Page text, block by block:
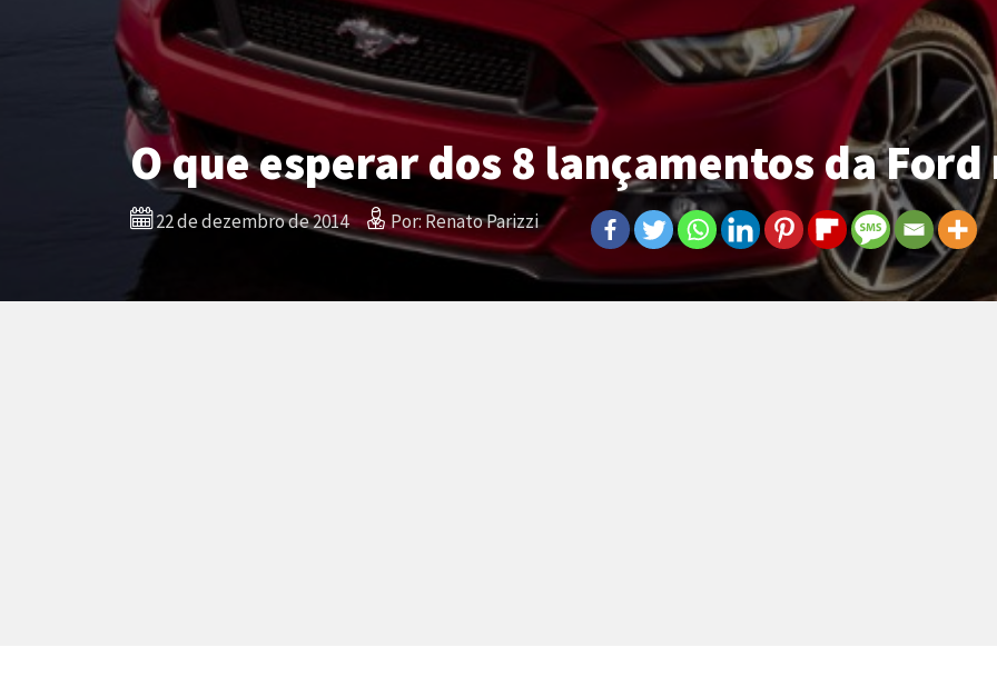
O que esperar dos 8 lançamentos da
22 de dezembro de 2014 Por: Renato Parizzi